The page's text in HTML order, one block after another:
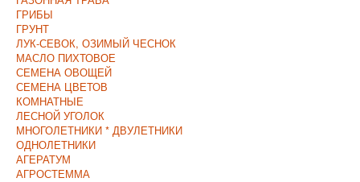
Оплата и Доставка
Контакты
О компании
Прайс/Поступления
Скидки
ГРИБЫ
ГРУНТ
ЛУК-СЕВОК, ОЗИМЫЙ ЧЕСНОК
МАСЛО ПИХТОВОЕ
СЕМЕНА ОВОЩЕЙ
СЕМЕНА ЦВЕТОВ
КОМНАТНЫЕ
ЛЕСНОЙ УГОЛОК
МНОГОЛЕТНИКИ * ДВУЛЕТНИКИ
ОДНОЛЕТНИКИ
АГЕРАТУМ
АГРОСТЕММА